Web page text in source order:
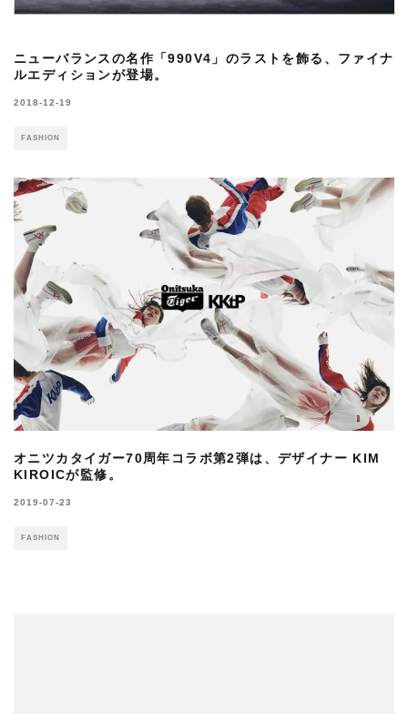
ニューバランスの名作「990V4」のラストを飾る、ファイナ
ルエディションが登場。
2018-12-19
FASHION
オニツカタイガー70周年コラボ第2弾は、デザイナー KIM
KIROICが監修。
2019-07-23
FASHION